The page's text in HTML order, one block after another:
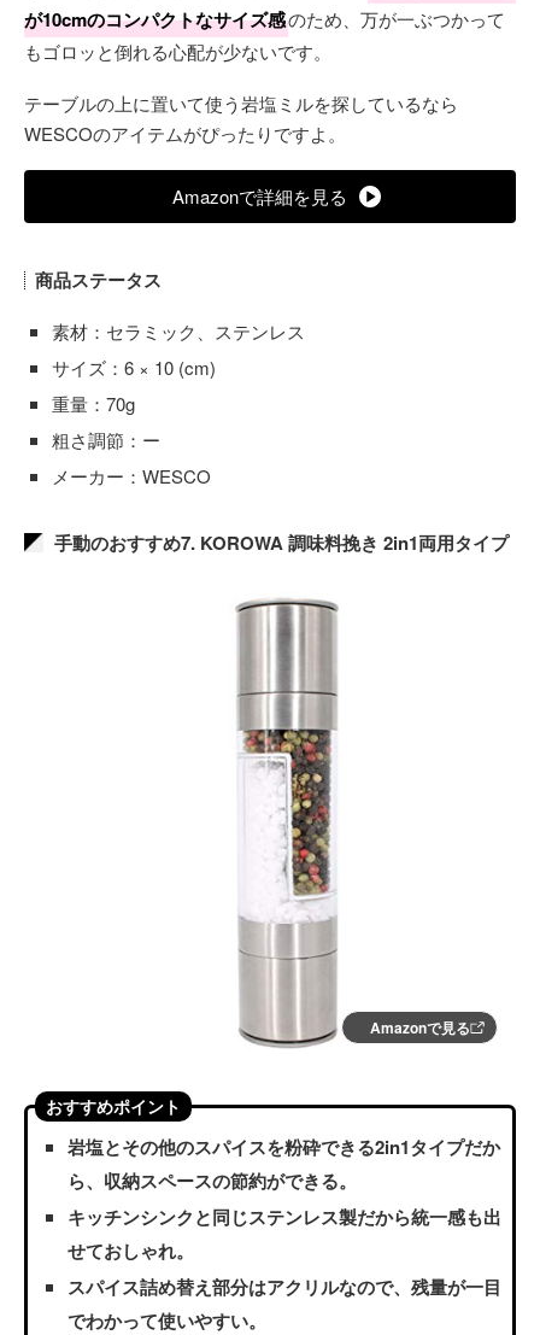
が10cmのコンパクトなサイズ感のため、万が一ぶつかって
もゴロッと倒れる心配が少ないです。
テーブルの上に置いて使う岩塩ミルを探しているなら
WESCOのアイテムがぴったりですよ。
Amazonで詳細を見る
商品ステータス
素材：セラミック、ステンレス
サイズ：6 × 10 (cm)
重量：70g
粗さ調節：ー
メーカー：WESCO
手動のおすすめ7. KOROWA 調味料挽き 2in1両用タイプ
Amazonで見る
おすすめポイント
岩塩とその他のスパイスを粉砕できる2in1タイプだか
ら、収納スペースの節約ができる。
キッチンシンクと同じステンレス製だから統一感も出
せておしゃれ。
スパイス詰め替え部分はアクリルなので、残量が一目
でわかって使いやすい。